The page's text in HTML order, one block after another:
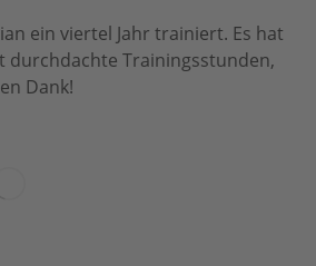
ein viertel Jahr trainiert. Es hat
durchdachte Trainingsstunden,
Dank!